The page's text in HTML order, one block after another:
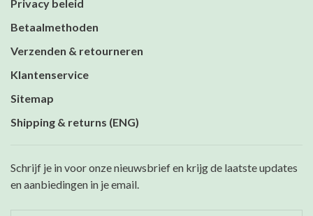
Privacy beleid
Betaalmethoden
Verzenden & retourneren
Klantenservice
Sitemap
Shipping & returns (ENG)
Schrijf je in voor onze nieuwsbrief en krijg de laatste updates
en aanbiedingen in je email.